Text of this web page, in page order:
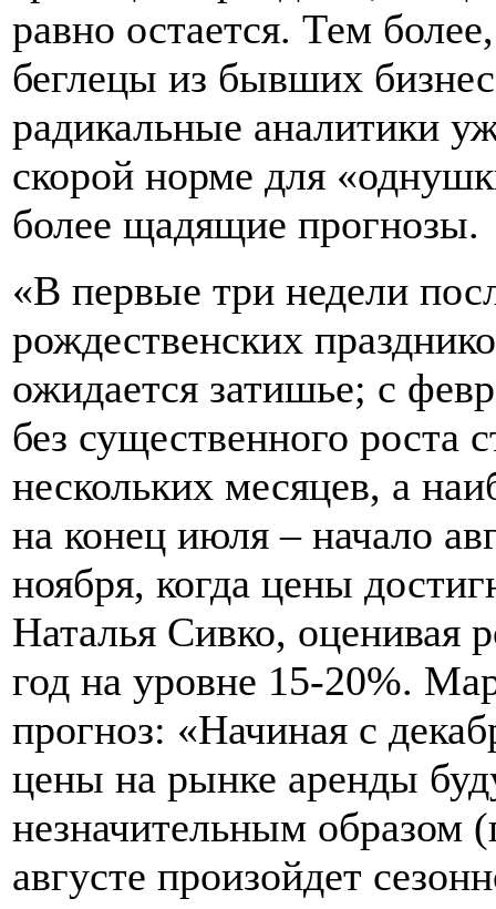
равно остается. Тем
беглецы из бывших
радикальные аналитики
скорой норме для
более щадящие прогнозы.
«В первые три недели
рождественских
ожидается затишье; с
без существенного роста
нескольких месяцев, а
на конец июля – начало
ноября, когда цены
Наталья Сивко, оценивая
год на уровне 15-20%.
прогноз: «Начиная с
цены на рынке аренды
незначительным образом
августе произойдет